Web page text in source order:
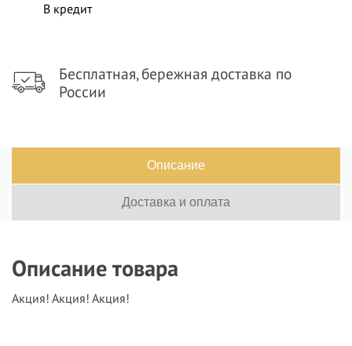
В кредит
Бесплатная, бережная доставка по
России
Описание
Доставка и оплата
Описание товара
Акция! Акция! Акция!